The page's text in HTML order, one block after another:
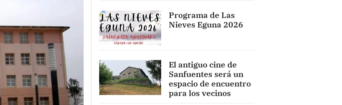
Programa de Las
Nieves Eguna 2026
El antiguo cine de
Sanfuentes será un
espacio de encuentro
para los vecinos